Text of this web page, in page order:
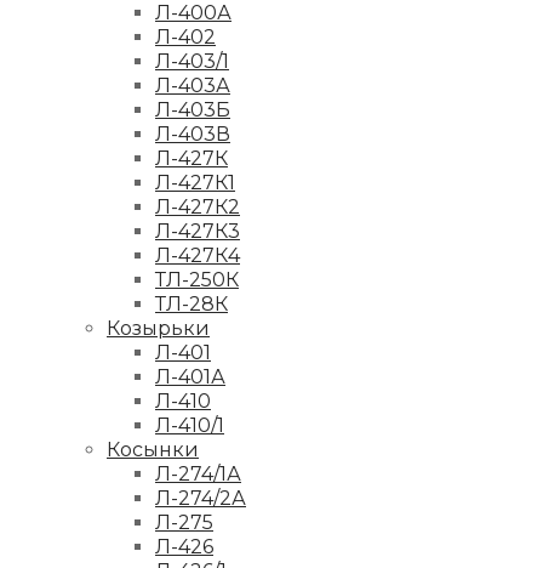
Л-400А
Л-402
Л-403/1
Л-403А
Л-403Б
Л-403В
Л-427К
Л-427К1
Л-427К2
Л-427К3
Л-427К4
ТЛ-250К
ТЛ-28К
Козырьки
Л-401
Л-401А
Л-410
Л-410/1
Косынки
Л-274/1А
Л-274/2А
Л-275
Л-426